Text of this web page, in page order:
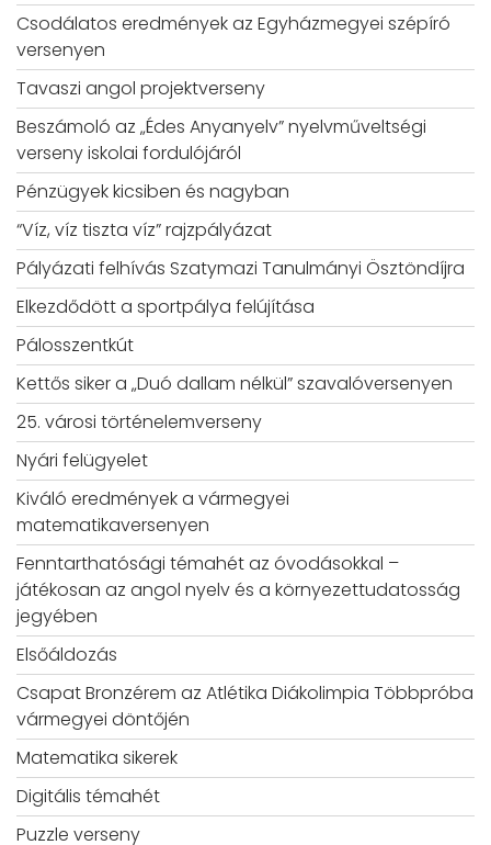
Csodálatos eredmények az Egyházmegyei szépíró
versenyen
Tavaszi angol projektverseny
Beszámoló az „Édes Anyanyelv” nyelvműveltségi
verseny iskolai fordulójáról
Pénzügyek kicsiben és nagyban
“Víz, víz tiszta víz” rajzpályázat
Pályázati felhívás Szatymazi Tanulmányi Ösztöndíjra
Elkezdődött a sportpálya felújítása
Pálosszentkút
Kettős siker a „Duó dallam nélkül” szavalóversenyen
25. városi történelemverseny
Nyári felügyelet
Kiváló eredmények a vármegyei
matematikaversenyen
Fenntarthatósági témahét az óvodásokkal –
játékosan az angol nyelv és a környezettudatosság
jegyében
Elsőáldozás
Csapat Bronzérem az Atlétika Diákolimpia Többpróba
vármegyei döntőjén
Matematika sikerek
Digitális témahét
Puzzle verseny